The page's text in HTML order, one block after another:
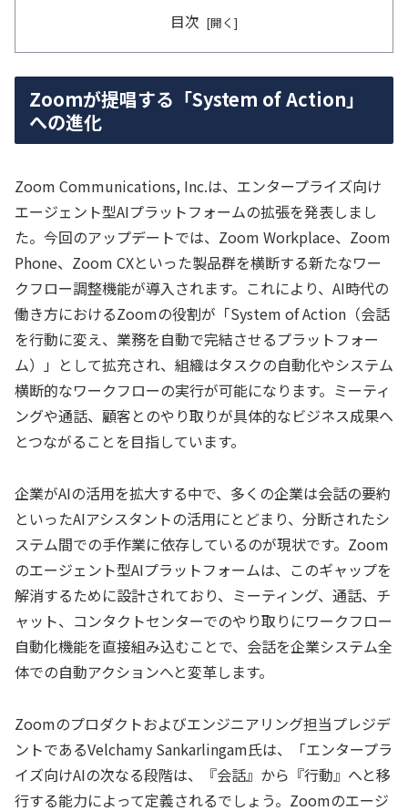
目次
Zoomが提唱する「System of Action」
への進化
Zoom Communications, Inc.は、エンタープライズ向け
エージェント型AIプラットフォームの拡張を発表しまし
た。今回のアップデートでは、Zoom Workplace、Zoom
Phone、Zoom CXといった製品群を横断する新たなワー
クフロー調整機能が導入されます。これにより、AI時代の
働き方におけるZoomの役割が「System of Action（会話
を行動に変え、業務を自動で完結させるプラットフォー
ム）」として拡充され、組織はタスクの自動化やシステム
横断的なワークフローの実行が可能になります。ミーティ
ングや通話、顧客とのやり取りが具体的なビジネス成果へ
とつながることを目指しています。
企業がAIの活用を拡大する中で、多くの企業は会話の要約
といったAIアシスタントの活用にとどまり、分断されたシ
ステム間での手作業に依存しているのが現状です。Zoom
のエージェント型AIプラットフォームは、このギャップを
解消するために設計されており、ミーティング、通話、チ
ャット、コンタクトセンターでのやり取りにワークフロー
自動化機能を直接組み込むことで、会話を企業システム全
体での自動アクションへと変革します。
Zoomのプロダクトおよびエンジニアリング担当プレジデ
ントであるVelchamy Sankarlingam氏は、「エンタープラ
イズ向けAIの次なる段階は、『会話』から『行動』へと移
行する能力によって定義されるでしょう。Zoomのエージ